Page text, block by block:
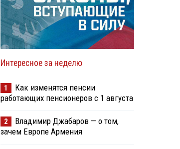
Интересное за неделю
1
Как изменятся пенсии
работающих пенсионеров с 1 августа
2
Владимир Джабаров — о том,
зачем Европе Армения